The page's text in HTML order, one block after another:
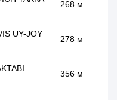
268 м
UY-JOY
278 м
356 м